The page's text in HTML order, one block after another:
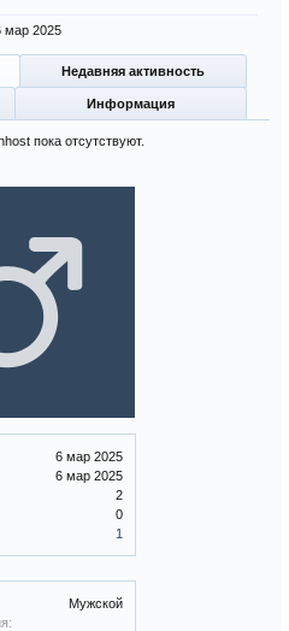
6 мар 2025
6 мар 2025
2
0
1
Мужской
мар 2025
Недавняя активность
Информация
пока отсутствуют.